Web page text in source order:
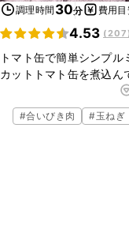
調理時間 30分 費用
4.53 (207
トマト缶で簡単シンプ
カットトマト缶を煮込ん
た。スパゲティやグラ
で、ぜひお試しください
#合いびき肉 #玉ねぎ